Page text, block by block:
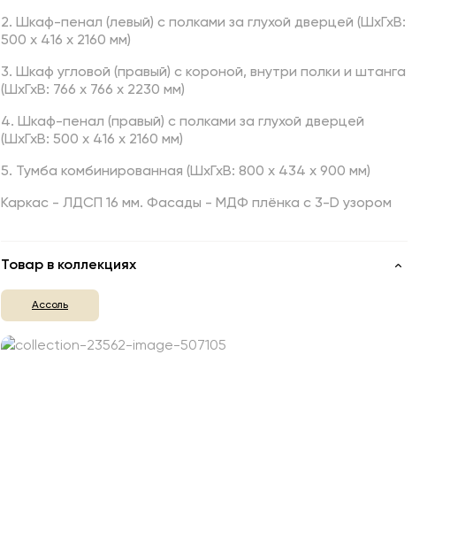
2. Шкаф-пенал (левый) с полками за глухой дверцей (ШхГхВ:
500 х 416 х 2160 мм)
3. Шкаф угловой (правый) с короной, внутри полки и штанга
(ШхГхВ: 766 x 766 x 2230 мм)
4. Шкаф-пенал (правый) с полками за глухой дверцей
(ШхГхВ: 500 х 416 х 2160 мм)
5. Тумба комбинированная (ШхГхВ: 800 x 434 x 900 мм)
Каркас - ЛДСП 16 мм. Фасады - МДФ плёнка с 3-D узором
Товар в коллекциях
Ассоль